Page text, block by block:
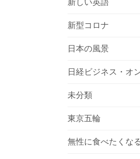
新しい英語
新型コロナ
日本の風景
日経ビジネス・オ
未分類
東京五輪
無性に食べたくな